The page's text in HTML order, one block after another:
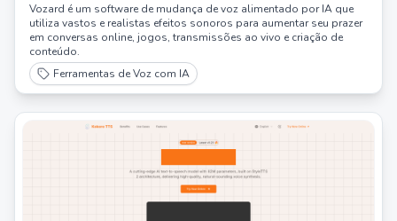
Vozard é um software de mudança de voz alimentado por IA que
utiliza vastos e realistas efeitos sonoros para aumentar seu prazer
em conversas online, jogos, transmissões ao vivo e criação de
conteúdo.
Ferramentas de Voz com IA